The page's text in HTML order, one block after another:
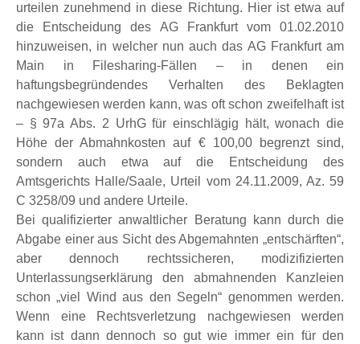
urteilen zunehmend in diese Richtung. Hier ist etwa auf
die Entscheidung des AG Frankfurt vom 01.02.2010
hinzuweisen, in welcher nun auch das AG Frankfurt am
Main in Filesharing-Fällen – in denen ein
haftungsbegründendes Verhalten des Beklagten
nachgewiesen werden kann, was oft schon zweifelhaft ist
– § 97a Abs. 2 UrhG für einschlägig hält, wonach die
Höhe der Abmahnkosten auf € 100,00 begrenzt sind,
sondern auch etwa auf die Entscheidung des
Amtsgerichts Halle/Saale, Urteil vom 24.11.2009, Az. 59
C 3258/09 und andere Urteile.
Bei qualifizierter anwaltlicher Beratung kann durch die
Abgabe einer aus Sicht des Abgemahnten „entschärften“,
aber dennoch rechtssicheren, modizifizierten
Unterlassungserklärung den abmahnenden Kanzleien
schon „viel Wind aus den Segeln“ genommen werden.
Wenn eine Rechtsverletzung nachgewiesen werden
kann ist dann dennoch so gut wie immer ein für den